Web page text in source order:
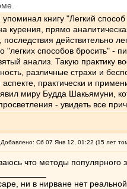
упоминал книгу "Легкий
курения, прямо
последствия действительно
"легких способов бросить" -
анализ. Такую практику
различные страхи и
практически и
миру Будда Шакьямуни,
- увидеть все
Добавлено: Сб 07 Янв 12, 01:22 (15 лет
что методы популярного
ни в нирване нет